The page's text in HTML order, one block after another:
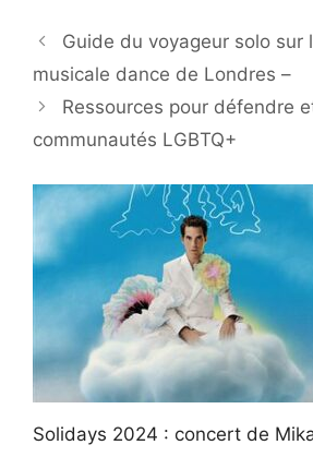
Guide du voyageur solo sur
musicale dance de Londres –
Ressources pour défendre
communautés LGBTQ+
Solidays 2024 : concert de